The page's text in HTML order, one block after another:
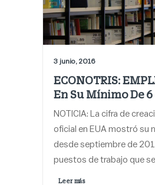
3 junio, 2016
ECONOTRIS:
En Su Mínimo De
NOTICIA: La cifra de
oficial en EUA mostró su
desde septiembre de
puestos de trabajo que
Leer más